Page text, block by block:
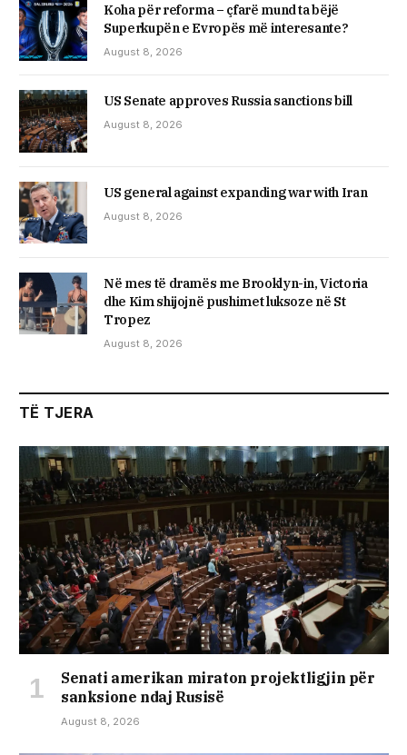
Koha për reforma – çfarë mund ta bëjë
Superkupën e Evropës më interesante?
August 8, 2026
US Senate approves Russia sanctions bill
August 8, 2026
US general against expanding war with Iran
August 8, 2026
Në mes të dramës me Brooklyn-in, Victoria
dhe Kim shijojnë pushimet luksoze në St
Tropez
August 8, 2026
TË TJERA
Senati amerikan miraton projektligjin për
sanksione ndaj Rusisë
August 8, 2026